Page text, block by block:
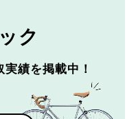
ク
績を掲載中！